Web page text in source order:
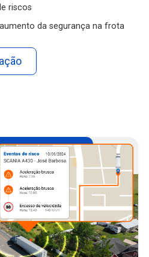
da segurança na frota